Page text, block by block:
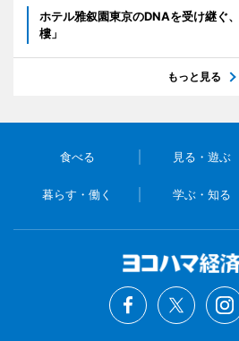
ホテル雅叙園東京のDNAを受け継ぐ
樓」
もっと見る
食べる 見る・遊ぶ
暮らす・働く 学ぶ・知る